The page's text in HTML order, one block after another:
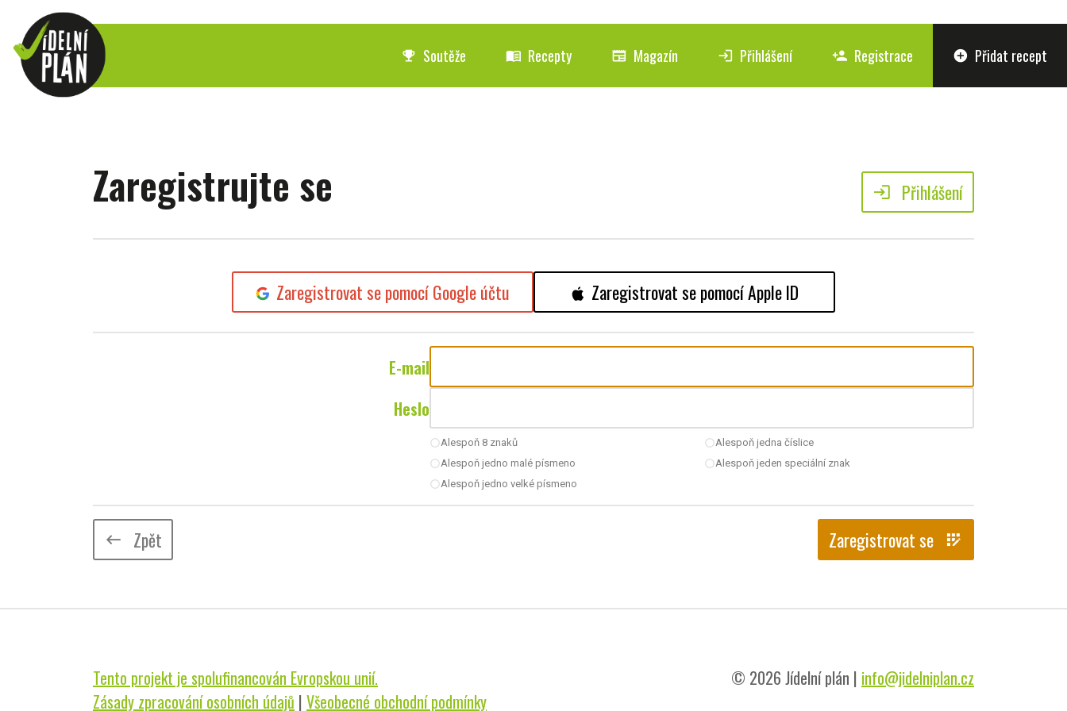
emoji_events Soutěže menu_book Recepty newspaper Magazín login Přihlášení person_add Registrace add_circle Přidat recept
Zaregistrujte se login Přihlášení
Zaregistrovat se pomocí Google účtu Zaregistrovat se pomocí Apple ID
E-mail
Heslo
radio_button_uncheckedAlespoň 8 znaků
radio_button_uncheckedAlespoň jedno malé písmeno
radio_button_uncheckedAlespoň jedno velké písmeno
radio_button_uncheckedAlespoň jedna číslice
radio_button_uncheckedAlespoň jeden speciální znak
keyboard_backspace Zpět Zaregistrovat se app_registration
Tento projekt je spolufinancován Evropskou unií.
Zásady zpracování osobních údajů | Všeobecné obchodní podmínky
© 2026 Jídelní plán | info@jidelniplan.cz